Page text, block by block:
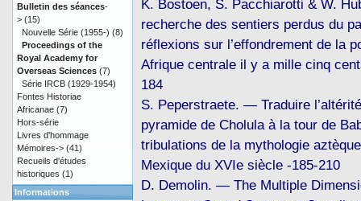
K. Bostoen, S. Pacchiarotti & W.
recherche des sentiers perdus du
réflexions sur l’effondrement de la
Afrique centrale il y a mille cinq
184
S. Peperstraete. — Traduire
pyramide de Cholula à la tour de
tribulations de la mythologie
Mexique du XVIe siècle -185-210
D. Demolin. — The Multiple
Bulletin des séances-
> (15)
Nouvelle Série (1955-) (8)
Proceedings of the
Royal Academy for
Overseas Sciences (7)
Série IRCB (1929-1954)
Fontes Historiae
Africanae (7)
Hors-série
Livres d'hommage
Mémoires-> (41)
Recueils d'études
historiques (1)
Informations